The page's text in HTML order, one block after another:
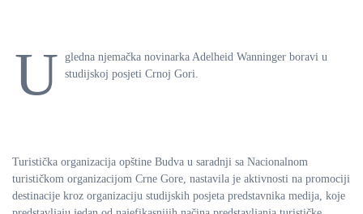
U
gledna njemačka novinarka Adelheid Wanninger boravi u
studijskoj posjeti Crnoj Gori.
Turistička organizacija opštine Budva u saradnji sa Nacionalnom
turističkom organizacijom Crne Gore, nastavila je aktivnosti na promociji
destinacije kroz organizaciju studijskih posjeta predstavnika medija, koje